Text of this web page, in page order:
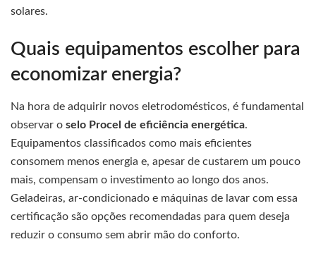
solares.
Quais equipamentos escolher para
economizar energia?
Na hora de adquirir novos eletrodomésticos, é fundamental
observar o selo Procel de eficiência energética.
Equipamentos classificados como mais eficientes
consomem menos energia e, apesar de custarem um pouco
mais, compensam o investimento ao longo dos anos.
Geladeiras, ar-condicionado e máquinas de lavar com essa
certificação são opções recomendadas para quem deseja
reduzir o consumo sem abrir mão do conforto.